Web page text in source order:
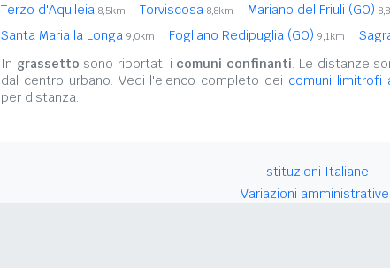
Terzo d'Aquileia 8,5km Torviscosa 8,8km Mariano del Friuli (GO)
Santa Maria la Longa 9,0km Fogliano Redipuglia (GO) 9,1km
In grassetto sono riportati i comuni confinanti . Le distanze
dal centro urbano. Vedi l'elenco completo dei comuni limitrofi
per distanza.
Istituzioni Italiane
Variazioni amministrative